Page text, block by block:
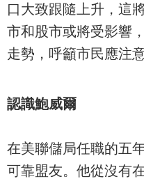
口大致跟隨上升，這
市和股市或將受影響
走勢，呼籲市民應注
認識鮑威爾
在美聯儲局任職的五
可靠盟友。他從沒有